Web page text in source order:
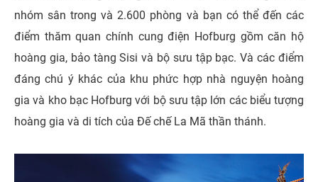
nhóm sân trong và 2.600 phòng và bạn có thể đến các
điểm thăm quan chính cung điện Hofburg gồm căn hộ
hoàng gia, bảo tàng Sisi và bộ sưu tập bạc. Và các điểm
đáng chú ý khác của khu phức hợp nhà nguyện hoàng
gia và kho bạc Hofburg với bộ sưu tập lớn các biểu tượng
hoàng gia và di tích của Đế chế La Mã thần thánh.